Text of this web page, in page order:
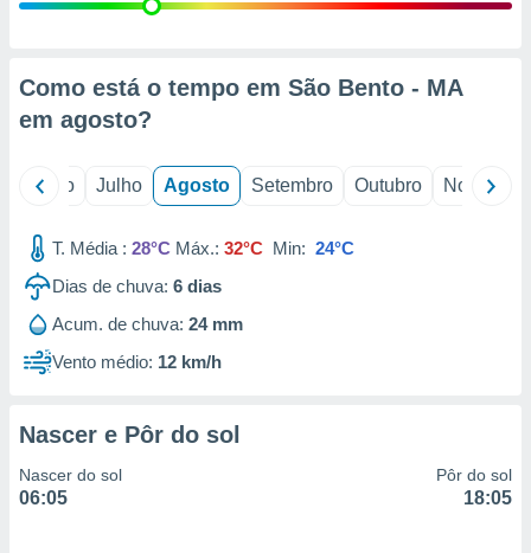
estudos
1199
Como está o tempo em São Bento - MA
em agosto?
Junho Julho Agosto Setembro Outubro Novembro
T. Média : 28°C Máx.: 32°C Min: 24°C
Dias de chuva: 6 dias
Acum. de chuva: 24 mm
Vento médio: 12 km/h
Nascer e Pôr do sol
Nascer do sol
06:05
Pôr do sol
18:05